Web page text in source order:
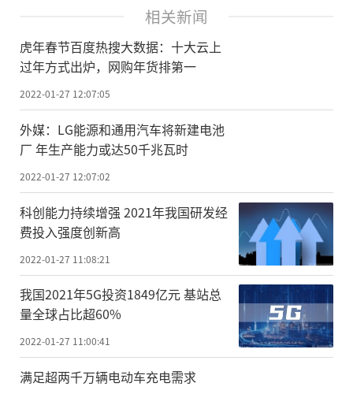
相关新闻
虎年春节百度热搜大数据：十大云上
过年方式出炉，网购年货排第一
2022-01-27 12:07:05
外媒：LG能源和通用汽车将新建电池
厂 年生产能力或达50千兆瓦时
2022-01-27 12:07:02
科创能力持续增强 2021年我国研发经
费投入强度创新高
2022-01-27 11:08:21
我国2021年5G投资1849亿元 基站总
量全球占比超60%
2022-01-27 11:00:41
满足超两千万辆电动车充电需求